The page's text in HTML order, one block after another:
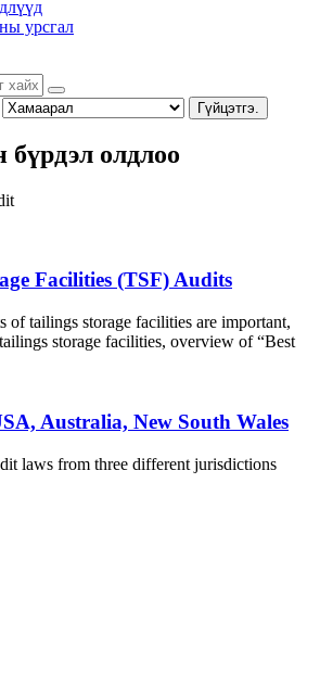
урсгал
Гүйцэтгэ.
бүрдэл олдлоо
Facilities (TSF) Audits
of tailings storage facilities are important,
storage facilities, overview of “Best
Australia, New South Wales
laws from three different jurisdictions